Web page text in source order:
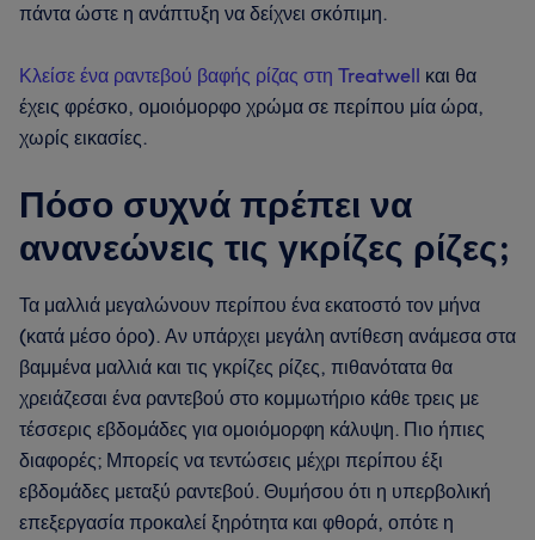
πάντα ώστε η ανάπτυξη να δείχνει σκόπιμη.
Κλείσε ένα ραντεβού βαφής ρίζας στη Treatwell και θα
έχεις φρέσκο, ομοιόμορφο χρώμα σε περίπου μία ώρα,
χωρίς εικασίες.
Πόσο συχνά πρέπει να
ανανεώνεις τις γκρίζες ρίζες;
Τα μαλλιά μεγαλώνουν περίπου ένα εκατοστό τον μήνα
(κατά μέσο όρο). Αν υπάρχει μεγάλη αντίθεση ανάμεσα στα
βαμμένα μαλλιά και τις γκρίζες ρίζες, πιθανότατα θα
χρειάζεσαι ένα ραντεβού στο κομμωτήριο κάθε τρεις με
τέσσερις εβδομάδες για ομοιόμορφη κάλυψη. Πιο ήπιες
διαφορές; Μπορείς να τεντώσεις μέχρι περίπου έξι
εβδομάδες μεταξύ ραντεβού. Θυμήσου ότι η υπερβολική
επεξεργασία προκαλεί ξηρότητα και φθορά, οπότε η